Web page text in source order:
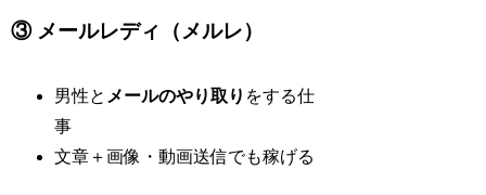
③ メールレディ（メルレ）
男性と メールのやり取り をする仕
事
文章＋画像・動画送信でも稼げる